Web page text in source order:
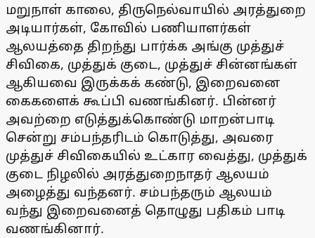
மறுநாள் காலை, திருநெல்வாயில் அரத்துறை
அடியார்கள், கோவில் பணியாளர்கள்
ஆலயத்தை திறந்து பார்க்க அங்கு முத்துச்
சிவிகை, முத்துக் குடை, முத்துச் சின்னங்கள்
ஆகியவை இருக்கக் கண்டு, இறைவனை
கைகளைக் கூப்பி வணங்கினர். பின்னர்
அவற்றை எடுத்துக்கொண்டு மாறன்பாடி
சென்று சம்பந்தரிடம் கொடுத்து, அவரை
முத்துச் சிவிகையில் உட்கார வைத்து, முத்துக்
குடை நிழலில் அரத்துறைநாதர் ஆலயம்
அழைத்து வந்தனர். சம்பந்தரும் ஆலயம்
வந்து இறைவனைத் தொழுது பதிகம் பாடி
வணங்கினார்.